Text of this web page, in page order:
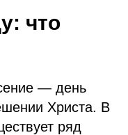
что
— день
Христа. В
ряд